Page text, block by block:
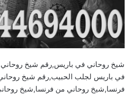
شيخ روحاني في باريس,رقم شيخ
في باريس لجلب الحبيب,رقم شيخ
فرنسا,شيخ روحاني من فرنسا,شيخ